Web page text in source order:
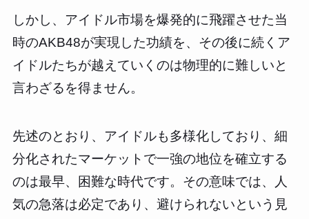
しかし、アイドル市場を爆発的に飛躍させた当
時のAKB48が実現した功績を、その後に続くア
イドルたちが越えていくのは物理的に難しいと
言わざるを得ません。
先述のとおり、アイドルも多様化しており、細
分化されたマーケットで一強の地位を確立する
のは最早、困難な時代です。その意味では、人
気の急落は必定であり、避けられないという見